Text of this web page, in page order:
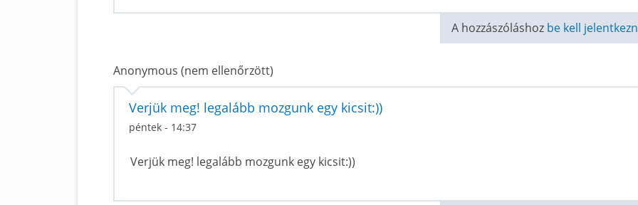
A hozzászóláshoz be kell
Anonymous (nem ellenőrzött)
Verjük meg! legalább mozgunk egy kicsit:))
péntek - 14:37
Verjük meg! legalább mozgunk egy kicsit:))